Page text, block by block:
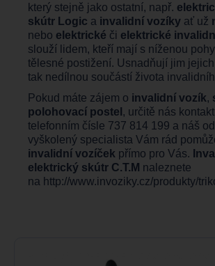
který stejně jako ostatní, např.
skútr Logic a invalidní vozíky ať už
nebo elektrické či elektrické
slouží lidem, kteří mají s níženou
tělesné postižení. Usnadňují jim
tak nedílnou součástí života
Pokud máte zájem o invalidní vozík,
polohovací postel , určitě nás
telefonním čísle 737 814 199 a náš
vyškolený specialista Vám rád
invalidní vozíček přímo pro Vás.
elektrický skútr C.T.M naleznete
na http://www.invoziky.cz/produkty/